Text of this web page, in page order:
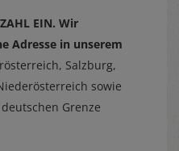
EIN. Wir
Adresse in unserem
Salzburg,
sowie
Grenze